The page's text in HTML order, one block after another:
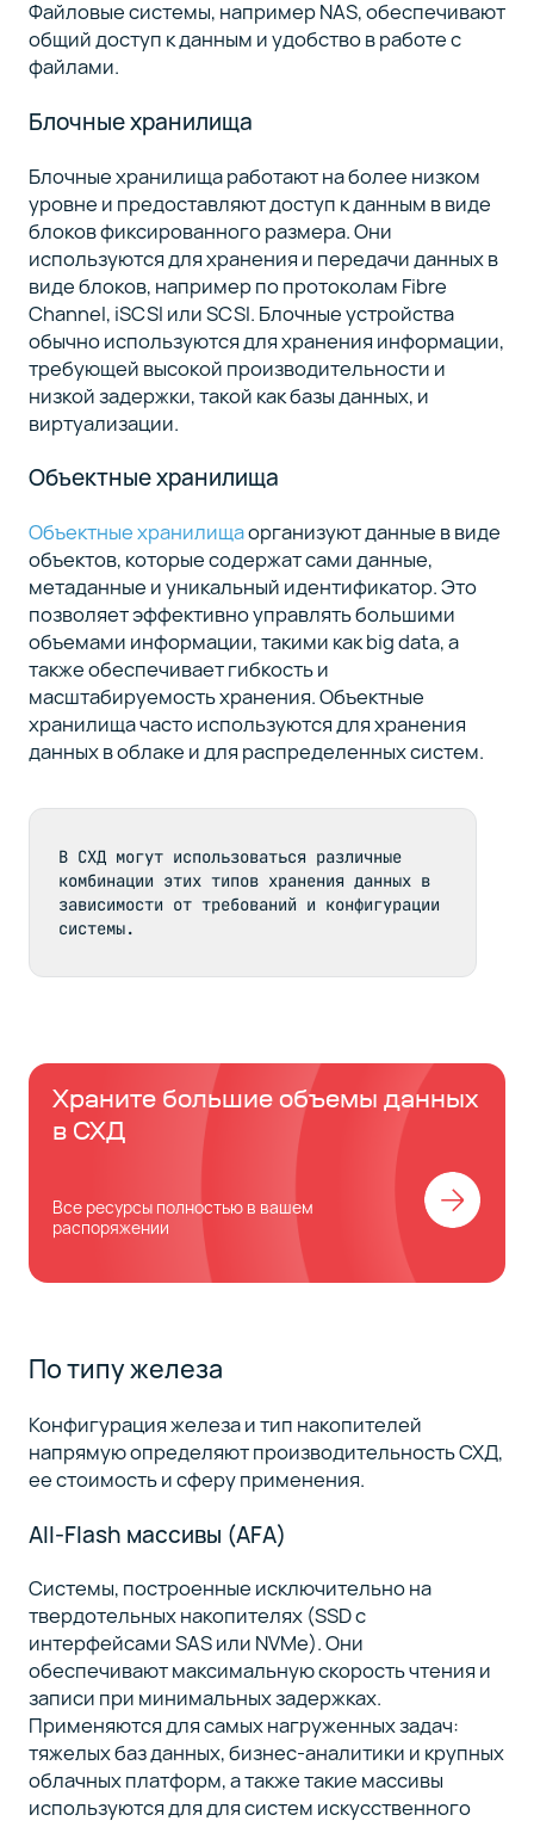
Файловые системы, например NAS, обеспечивают
общий доступ к данным и удобство в работе с
файлами.
Блочные хранилища
Блочные хранилища работают на более низком
уровне и предоставляют доступ к данным в виде
блоков фиксированного размера. Они
используются для хранения и передачи данных в
виде блоков, например по протоколам Fibre
Channel, iSCSI или SCSI. Блочные устройства
обычно используются для хранения информации,
требующей высокой производительности и
низкой задержки, такой как базы данных, и
виртуализации.
Объектные хранилища
Объектные хранилищаорганизуют данные в виде
объектов, которые содержат сами данные,
метаданные и уникальный идентификатор. Это
позволяет эффективно управлять большими
объемами информации, такими как big data, а
также обеспечивает гибкость и
масштабируемость хранения. Объектные
хранилища часто используются для хранения
данных в облаке и для распределенных систем.
В СХД могут использоваться различные
комбинации этих типов хранения данных в
зависимости от требований и конфигурации
системы.
Храните большие объемы данных
в СХД
Все ресурсы полностью в вашем
распоряжении
По типу железа
Конфигурация железа и тип накопителей
напрямую определяют производительность СХД,
ее стоимость и сферу применения.
All-Flash массивы (AFA)
Системы, построенные исключительно на
твердотельных накопителях (SSD с
интерфейсами SAS или NVMe). Они
обеспечивают максимальную скорость чтения и
записи при минимальных задержках.
Применяются для самых нагруженных задач:
тяжелых баз данных, бизнес-аналитики и крупных
облачных платформ, а также такие массивы
используются для для систем искусственного